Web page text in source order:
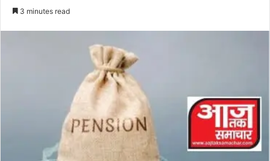
3 minutes read